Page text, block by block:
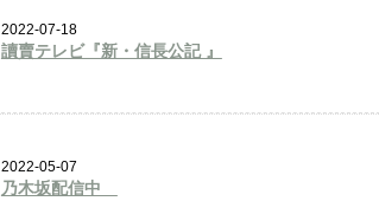
2022-07-18
讀賣テレビ『新・信長公記 』
2022-05-07
乃木坂配信中